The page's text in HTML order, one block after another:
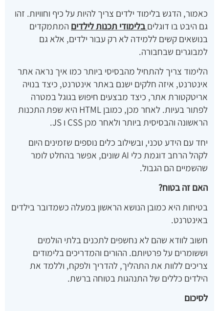
כאמור, הדגש בלימוד ילדים צריך להיות על כיף וחוויות. זהו
גם היבט בו דוגליםבלימודי תכנות לילדים המתמקדים
בנושאים קשים ללמידה לא רק עבור ילדים, אלא גם
למבוגרים שבחבורה.
הלימוד צריך להתחיל מהבסיסי ביותר כמו איך נראה אתר
אינטרנט, איזה חלקים ישנם באתר אינטרנט, כיצד בנויה
אריטקטורת אתר, כיצד מבצעים חיפוש בגוגל במטרה
לפתור בעיות. לאחר מכן, כמובן HTML היא שפת התכנות
הראשונה והבסיסית ביותר ולאחר מכן CSS ו JS.
יחד עם הידע טכני, ובשילוב כלים נוספים שזמינים היום
לקהל הרחב דוגמת כלי AI שונים, אפשר בהחלט לומר
שהשמיים הם הגבול.
האם זה בטוח?
בטיחות היא כמובן הנושא הראשון במעלה כשמדובר בילדים
באינטרנט.
חשוב לוודא שהם לא נחשפים לתכנים בלתי הולמים
וששומרים על פרטיותם. ההורים והמדריכים בלימודים
צריכים ללוות את התהליך, להדריך ולפקח, וללמד את
הילדים כללים של התנהגות בטוחה ברשת.
לסיכום